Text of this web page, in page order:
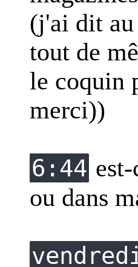
(j'ai dit
tout de
le coquin
merci))
6:44
ou dans